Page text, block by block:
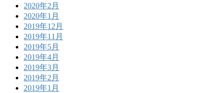
2020年2月
2020年1月
2019年12月
2019年11月
2019年5月
2019年4月
2019年3月
2019年2月
2019年1月